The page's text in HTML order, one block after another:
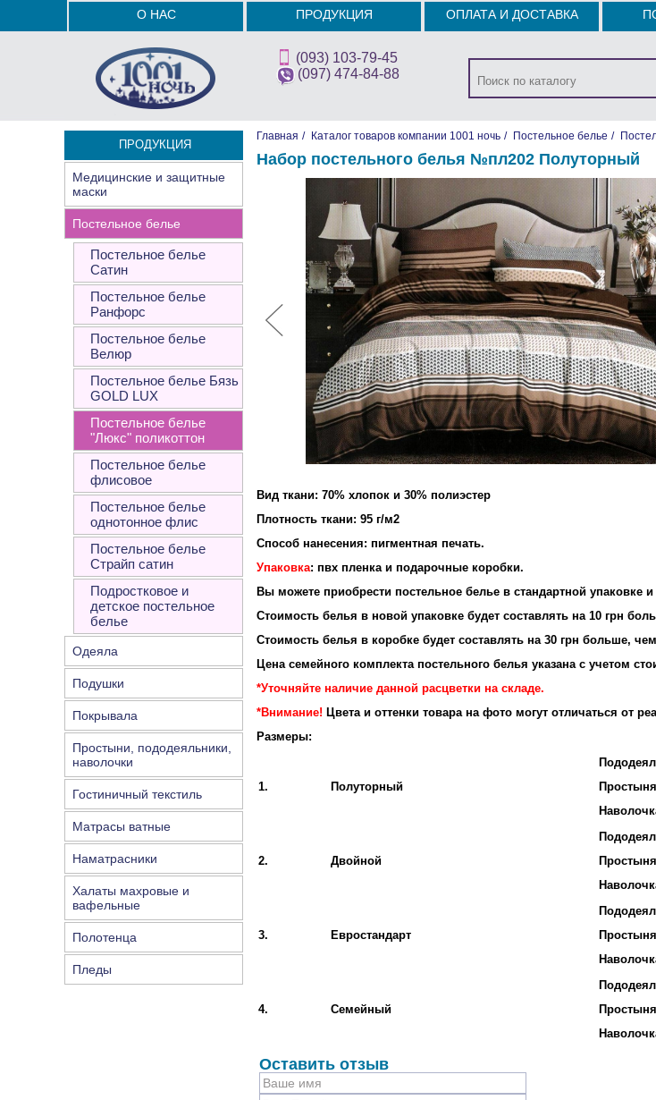
О НАС ПРОДУКЦИЯ ОПЛАТА И ДОСТАВКА
(093) 103-79-45
(097) 474-84-88
ПРОДУКЦИЯ
Медицинские и защитные
маски
Постельное белье
Постельное белье
Сатин
Постельное белье
Ранфорс
Постельное белье
Велюр
Постельное белье Бязь
GOLD LUX
Постельное белье
"Люкс" поликоттон
Постельное белье
флисовое
Постельное белье
однотонное флис
Постельное белье
Страйп сатин
Подростковое и
детское постельное
белье
Одеяла
Подушки
Покрывала
Простыни, пододеяльники,
наволочки
Гостиничный текстиль
Матрасы ватные
Наматрасники
Халаты махровые и
вафельные
Полотенца
Пледы
Главная / Каталог товаров компании 1001 ночь / Постельное белье /
Набор постельного белья №пл202 Полуторный
Вид ткани: 70% хлопок и 30% полиэстер
Плотность ткани: 95 г/м2
Способ нанесения: пигментная печать.
Упаковка: пвх пленка и подарочные коробки.
Вы можете приобрести постельное белье в стандартной упаковке
Стоимость белья в новой упаковке будет составлять на 10 грн
Стоимость белья в коробке будет составлять на 30 грн больше,
Цена семейного комплекта постельного белья указана с учетом
*Уточняйте наличие данной расцветки на складе.
*Внимание! Цвета и оттенки товара на фото могут отличаться от
Размеры:
1. Полуторный
Простыня
2. Двойной
Простыня
3. Евростандарт
Простыня
4. Семейный
Простыня
Оставить отзыв